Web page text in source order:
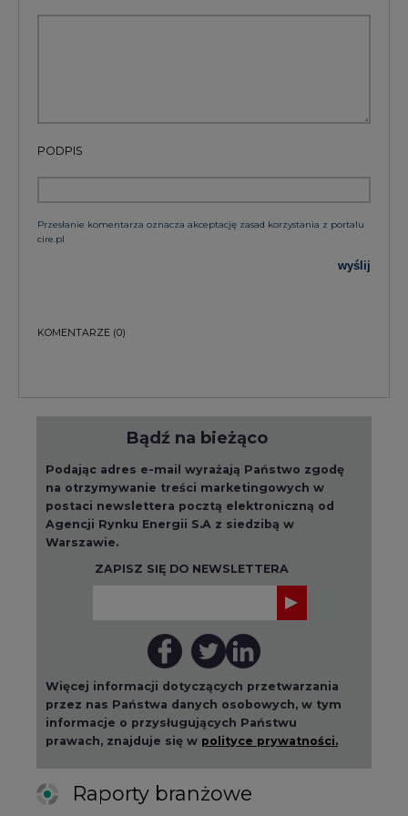
PODPIS
Przesłanie komentarza oznacza akceptację zasad korzystania z portalu
cire.pl
wyślij
KOMENTARZE (0)
Bądź na bieżąco
Podając adres e-mail wyrażają Państwo zgodę
na otrzymywanie treści marketingowych w
postaci newslettera pocztą elektroniczną od
Agencji Rynku Energii S.A z siedzibą w
Warszawie.
ZAPISZ SIĘ DO NEWSLETTERA
Więcej informacji dotyczących przetwarzania
przez nas Państwa danych osobowych, w tym
informacje o przysługujących Państwu
prawach, znajduje się w polityce prywatności.
Raporty branżowe